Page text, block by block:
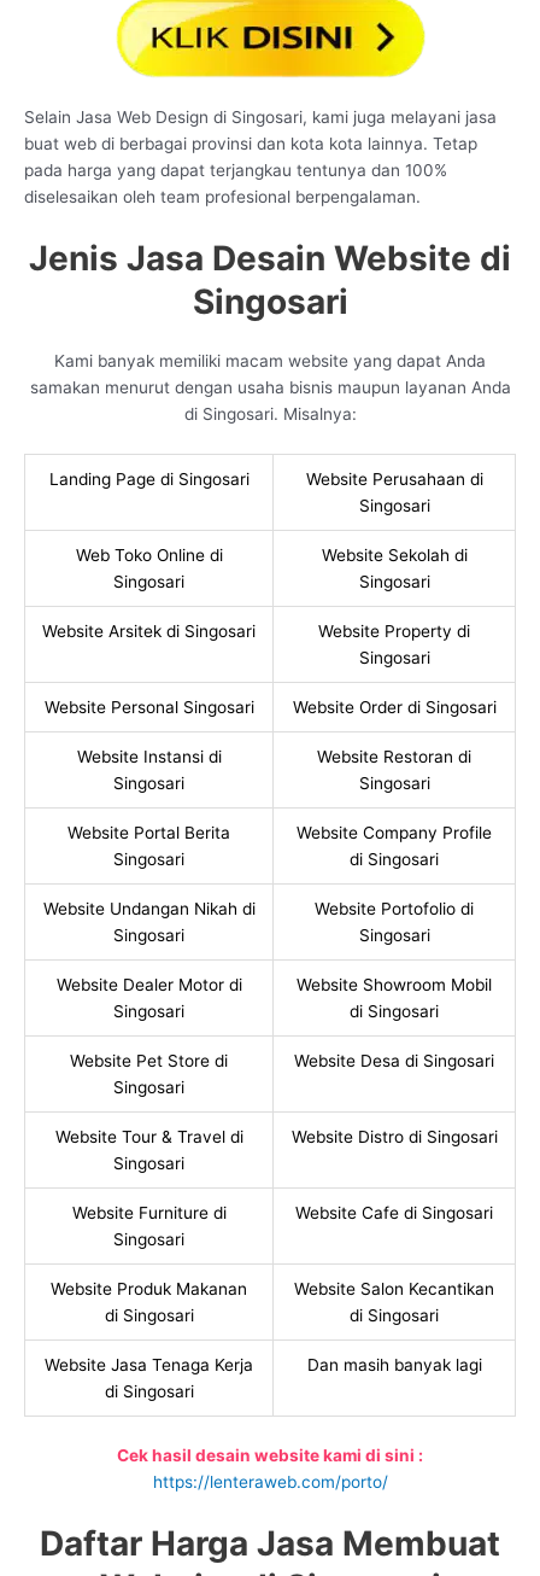
Selain Jasa Web Design di Singosari, kami juga melayani jasa
buat web di berbagai provinsi dan kota kota lainnya. Tetap
pada harga yang dapat terjangkau tentunya dan 100%
diselesaikan oleh team profesional berpengalaman.
Jenis Jasa Desain Website di
Singosari
Kami banyak memiliki macam website yang dapat Anda
samakan menurut dengan usaha bisnis maupun layanan Anda
di Singosari. Misalnya:
Landing Page di Singosari
Website Perusahaan di
Singosari
Web Toko Online di
Singosari
Website Sekolah di
Singosari
Website Arsitek di Singosari
Website Property di
Singosari
Website Personal Singosari Website Order di Singosari
Website Instansi di
Singosari
Website Restoran di
Singosari
Website Portal Berita
Singosari
Website Company Profile
di Singosari
Website Undangan Nikah di
Singosari
Website Portofolio di
Singosari
Website Dealer Motor di
Singosari
Website Showroom Mobil
di Singosari
Website Pet Store di
Singosari
Website Desa di Singosari
Website Tour & Travel di
Singosari
Website Distro di Singosari
Website Furniture di
Singosari
Website Cafe di Singosari
Website Produk Makanan
di Singosari
Website Salon Kecantikan
di Singosari
Website Jasa Tenaga Kerja
di Singosari
Dan masih banyak lagi
Cek hasil desain website kami di sini :
https://lenteraweb.com/porto/
Daftar Harga Jasa Membuat